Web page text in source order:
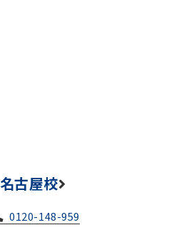
名古屋校
0120-148-959